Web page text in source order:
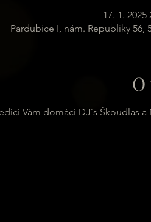
17. 1. 2025
Pardubice I, nám. Republiky 56,
Vám domácí DJ´s